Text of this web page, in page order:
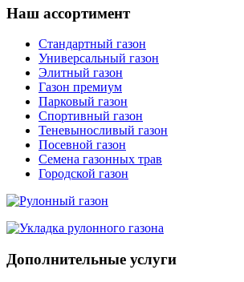
Наш ассортимент
Стандартный газон
Универсальный газон
Элитный газон
Газон премиум
Парковый газон
Спортивный газон
Теневыносливый газон
Посевной газон
Семена газонных трав
Городской газон
Дополнительные услуги